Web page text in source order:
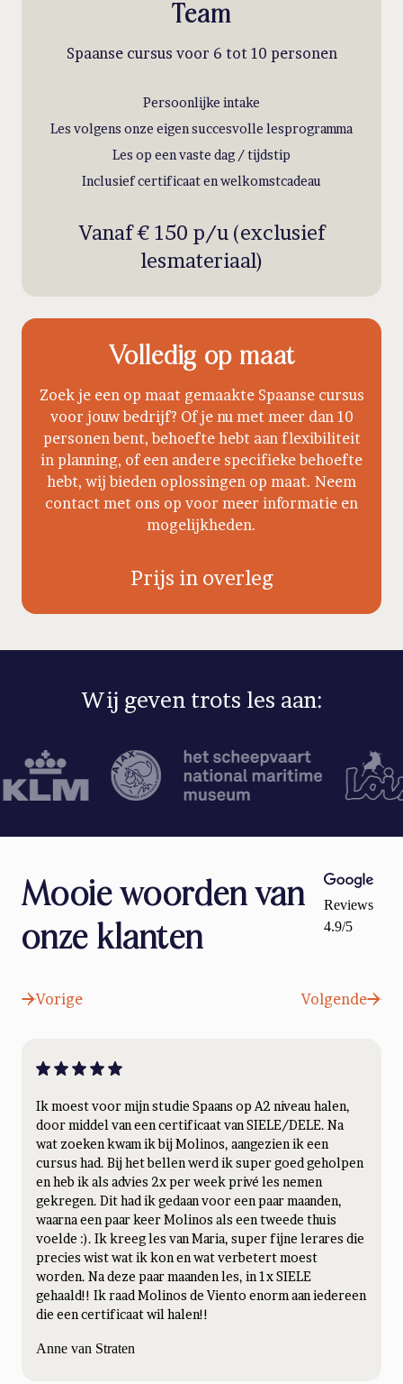
Team
Spaanse cursus voor 6 tot 10 personen
Persoonlijke intake
Les volgens onze eigen succesvolle lesprogramma
Les op een vaste dag / tijdstip
Inclusief certificaat en welkomstcadeau
Vanaf € 150 p/u (exclusief
lesmateriaal)
Volledig op maat
Zoek je een op maat gemaakte Spaanse cursus
voor jouw bedrijf? Of je nu met meer dan 10
personen bent, behoefte hebt aan flexibiliteit
in planning, of een andere specifieke behoefte
hebt, wij bieden oplossingen op maat. Neem
contact met ons op voor meer informatie en
mogelijkheden.
Prijs in overleg
Wij geven trots les aan:
Mooie woorden van
onze klanten
Reviews
4.9/5
Vorige Volgende
Ik moest voor mijn studie Spaans op A2 niveau halen,
door middel van een certificaat van SIELE/DELE. Na
wat zoeken kwam ik bij Molinos, aangezien ik een
cursus had. Bij het bellen werd ik super goed geholpen
en heb ik als advies 2x per week privé les nemen
gekregen. Dit had ik gedaan voor een paar maanden,
waarna een paar keer Molinos als een tweede thuis
voelde :). Ik kreeg les van Maria, super fijne lerares die
precies wist wat ik kon en wat verbetert moest
worden. Na deze paar maanden les, in 1x SIELE
gehaald!! Ik raad Molinos de Viento enorm aan iedereen
die een certificaat wil halen!!
Anne van Straten